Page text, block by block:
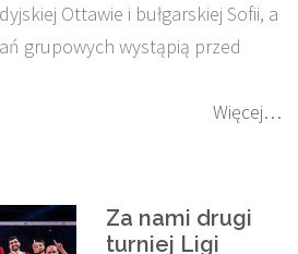
Ottawie i bułgarskiej Sofii, a
grupowych wystąpią przed
Więcej…
Za nami drugi
turniej Ligi